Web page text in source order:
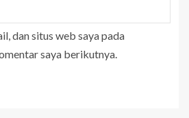
dan situs web saya pada
saya berikutnya.